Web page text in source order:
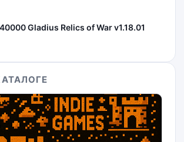
Gladius Relics of War v1.18.01